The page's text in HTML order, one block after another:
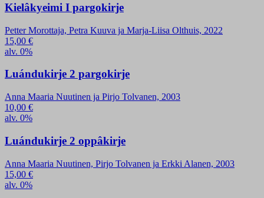
Kielâkyeimi I pargokirje
Petter Morottaja, Petra Kuuva ja Marja-Liisa Olthuis, 2022
15,00 €
alv. 0%
Luándukirje 2 pargokirje
Anna Maaria Nuutinen ja Pirjo Tolvanen, 2003
10,00 €
alv. 0%
Luándukirje 2 oppâkirje
Anna Maaria Nuutinen, Pirjo Tolvanen ja Erkki Alanen, 2003
15,00 €
alv. 0%